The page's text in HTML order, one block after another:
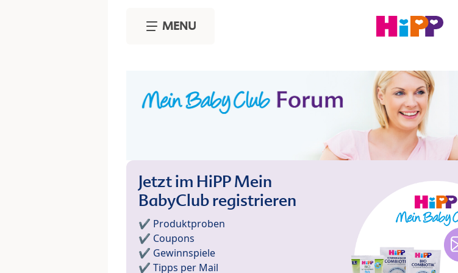
MENU
Jetzt im HiPP Mein
BabyClub registrieren
✔️ Produktproben
✔️ Coupons
✔️ Gewinnspiele
✔️ Tipps per Mail